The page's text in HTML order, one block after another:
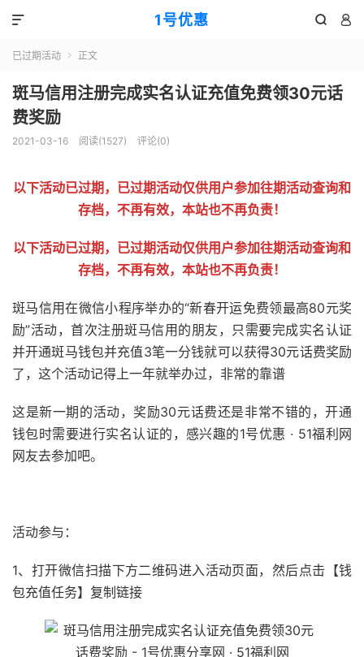
1号优惠  

已过期活动  正文
斑马信用注册完成实名认证充值免费领30元话
费奖励
2021-03-16 阅读(1527) 评论(0)
以下活动已过期，已过期活动仅供用户参加往期活动查询和
存档，不再有效，本站也不再负责！
以下活动已过期，已过期活动仅供用户参加往期活动查询和
存档，不再有效，本站也不再负责！
斑马信用在微信小程序举办的“新春开运免费领最高80元奖
励”活动，首次注册斑马信用的朋友，只需要完成实名认证
并开通斑马钱包并充值3笔一分钱就可以获得30元话费奖励
了，这个活动记得上一年就举办过，非常的靠谱
这是新一期的活动，奖励30元话费还是非常不错的，开通
钱包时需要进行实名认证的，感兴趣的1号优惠 · 51福利网
网友去参加吧。
活动参与：
1、打开微信扫描下方二维码进入活动页面，然后点击【钱
包充值任务】复制链接